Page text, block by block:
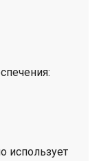
использует